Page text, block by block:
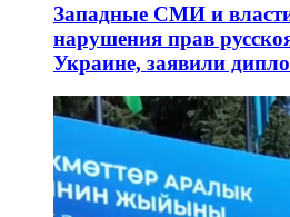
Западные СМИ и
нарушения прав
Украине, заявили